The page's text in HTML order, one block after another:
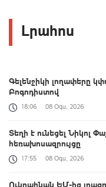
Լրահոս
Գելենջիկի լողափերը
Բոգոդիստով
18:06 08 Օգս, 2026
Տեղի է ունեցել Նիկոլ
հեռախոսազրույցը
17:55 08 Օգս, 2026
Ուկրաինան ԵՄ-ից